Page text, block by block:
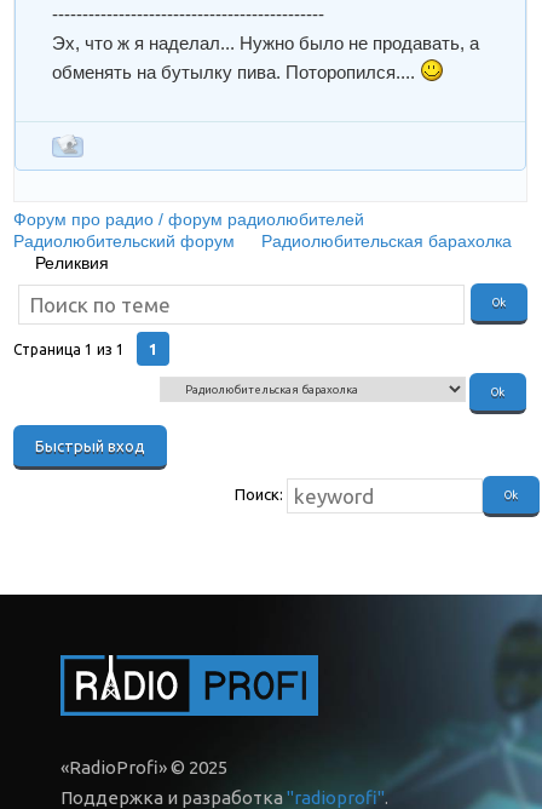
---------------------------------------------
Эх, что ж я наделал... Нужно было не продавать, а
обменять на бутылку пива. Поторопился....
Форум про радио / форум радиолюбителей
Радиолюбительский форум
Радиолюбительская барахолка
Реликвия
Страница1 из1 1
Поиск:
«RadioProfi» © 2025
Поддержка и разработка"radioprofi".